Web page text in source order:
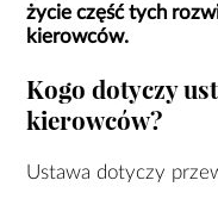
życie część tych
kierowców.
Kogo dotyczy
kierowców?
Ustawa dotyczy